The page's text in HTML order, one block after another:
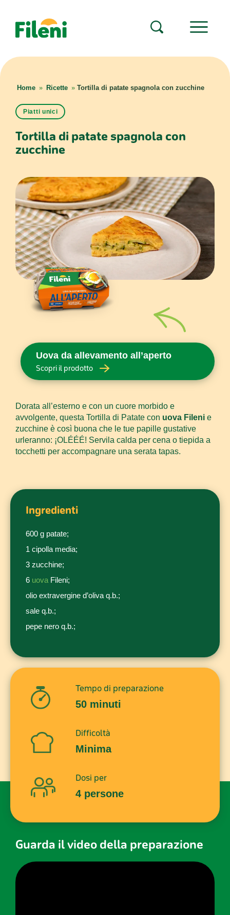
Home » Ricette » Tortilla di patate spagnola con zucchine
Piatti unici
Tortilla di patate spagnola con
zucchine
Uova da allevamento all’aperto
Scopri il prodotto
Dorata all’esterno e con un cuore morbido e
avvolgente, questa Tortilla di Patate con uova Fileni e
zucchine è così buona che le tue papille gustative
urleranno: ¡OLÉÉÉ! Servila calda per cena o tiepida a
tocchetti per accompagnare una serata tapas.
Ingredienti
600 g patate;
1 cipolla media;
3 zucchine;
6 uova Fileni;
olio extravergine d’oliva q.b.;
sale q.b.;
pepe nero q.b.;
Tempo di preparazione
50 minuti
Difficoltà
Minima
Dosi per
4 persone
Guarda il video della preparazione